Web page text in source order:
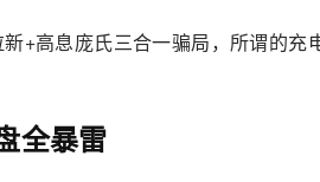
+高息庞氏三合一骗局，所谓的
全暴雷